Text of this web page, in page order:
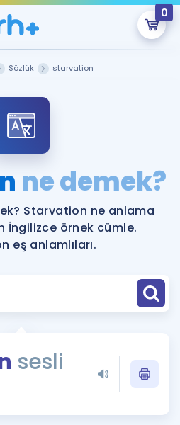
0
DEĞİLİM
Şu An Boş.
hazırlayacak onlarca eğitim seni
bekliyor!
Sözlük starvation
ne demek?
Starvation ne anlama
İngilizce örnek cümle.
eş anlamlıları.
sesli